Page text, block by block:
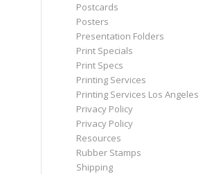
Postcards
Posters
Presentation Folders
Print Specials
Print Specs
Printing Services
Printing Services Los Angeles
Privacy Policy
Privacy Policy
Resources
Rubber Stamps
Shipping